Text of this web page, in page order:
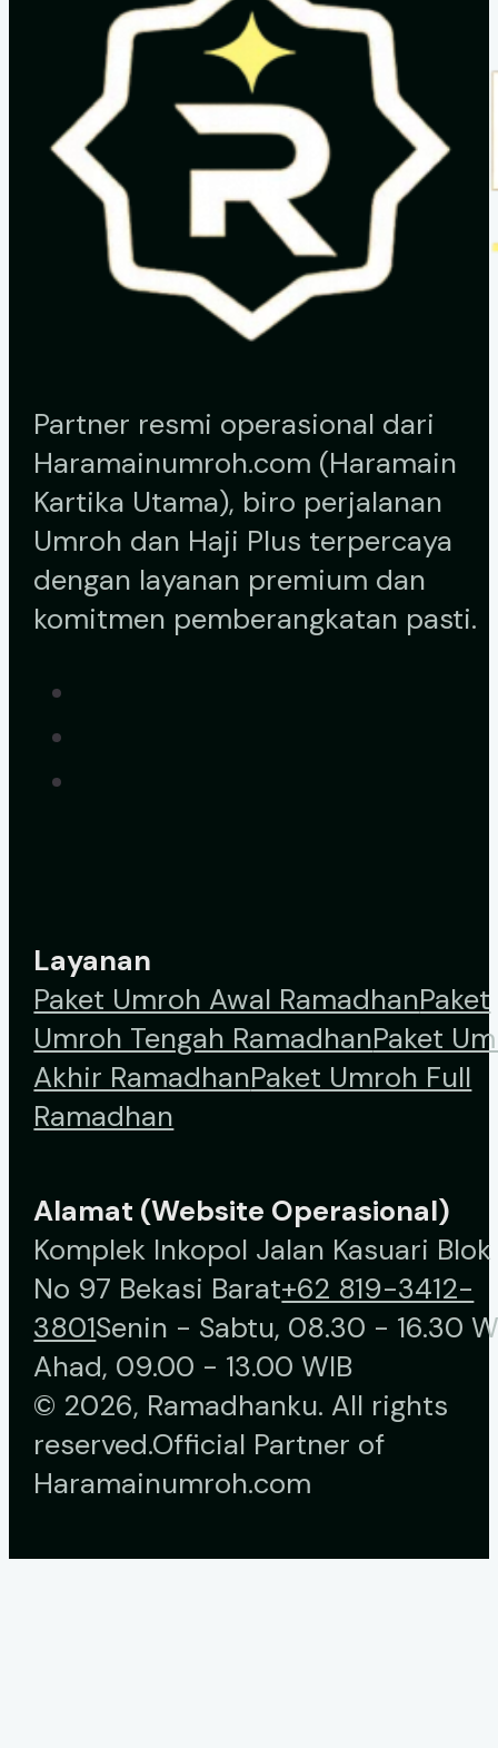
Partner resmi operasional dari
Haramainumroh.com (Haramain
Kartika Utama), biro perjalanan
Umroh dan Haji Plus terpercaya
dengan layanan premium dan
komitmen pemberangkatan pasti.
Layanan
Paket Umroh Awal RamadhanPaket
Umroh Tengah RamadhanPaket
Akhir RamadhanPaket Umroh Full
Ramadhan
Alamat (Website Operasional)
Komplek Inkopol Jalan Kasuari Blok
No 97 Bekasi Barat+62 819-3412-
3801Senin - Sabtu, 08.30 - 16.30
Ahad, 09.00 - 13.00 WIB
© 2026, Ramadhanku. All rights
reserved.Official Partner of
Haramainumroh.com